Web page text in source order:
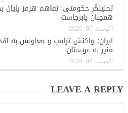
تحلیلگر حکومتی: تفاهم هرمز پایان
همچنان پابرجاست
آگوست 06, 2026
ایران؛ واکنش ترامپ و معاونش به
منیر به عربستان
آگوست 06, 2026
LEAVE A REPLY